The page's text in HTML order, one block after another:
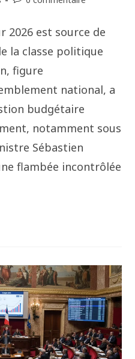
2026 est source de
la classe politique
figure
national, a
budgétaire
notamment sous
Sébastien
flambée incontrôlée